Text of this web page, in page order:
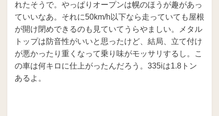
れたそうで。やっぱりオープンは幌のほうが趣があっ
ていいなあ。それに50km/h以下なら走っていても屋根
が開け閉めできるのも見ていてうらやましい。メタル
トップは防音性がいいと思ったけど、結局、立て付け
が悪かったり重くなって乗り味がモッサリするし。こ
の車は何キロに仕上がったんだろう。335iは1.8トン
あるよ。